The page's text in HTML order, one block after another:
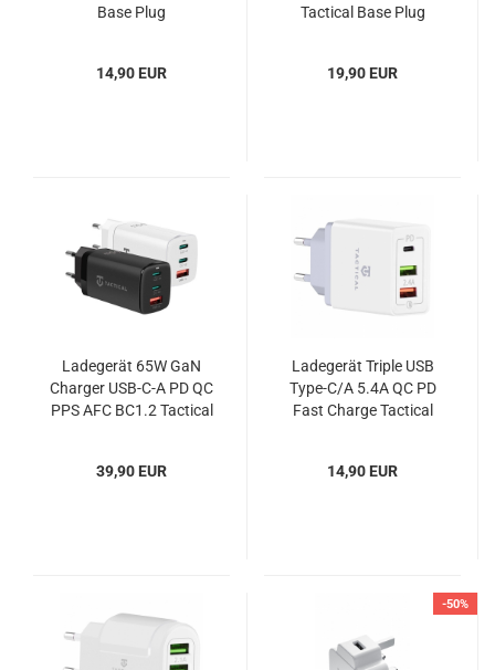
Base Plug
14,90 EUR
Tactical Base Plug
19,90 EUR
Ladegerät 65W GaN
Charger USB-C-A PD QC
PPS AFC BC1.2 Tactical
39,90 EUR
Ladegerät Triple USB
Type-C/A 5.4A QC PD
Fast Charge Tactical
14,90 EUR
-50%